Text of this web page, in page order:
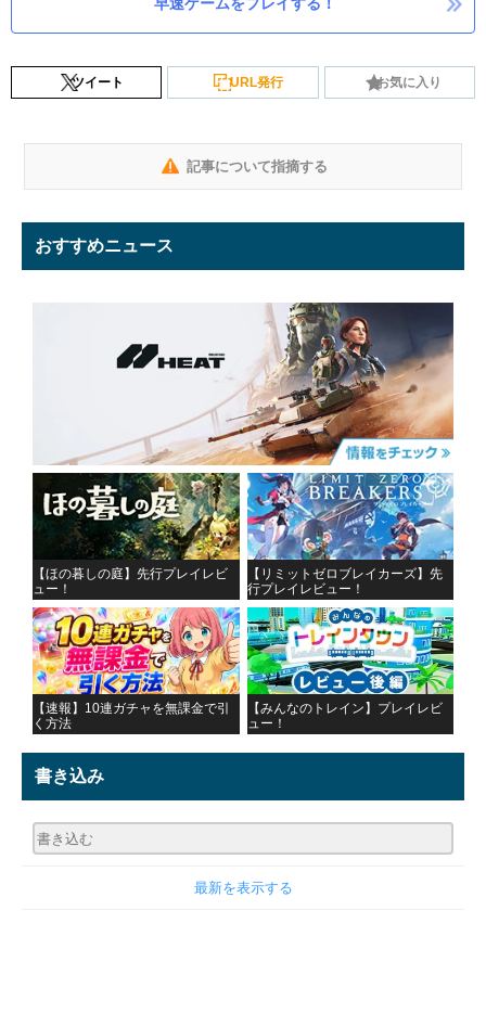
ツイート URL発行 お気に入り
記事について指摘する
おすすめニュース
【ほの暮しの庭】先行プレイレビ
ュー！
【リミットゼロブレイカーズ】先
行プレイレビュー！
【速報】10連ガチャを無課金で引
く方法
【みんなのトレイン】プレイレビ
ュー！
書き込み
最新を表示する